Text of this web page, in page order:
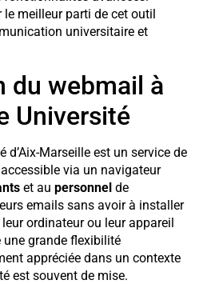
meilleur parti de cet outil
universitaire et
du webmail à
Université
d’Aix-Marseille est un service de
via un navigateur
et au personnel de
emails sans avoir à installer
ordinateur ou leur appareil
grande flexibilité
appréciée dans un contexte
est souvent de mise.